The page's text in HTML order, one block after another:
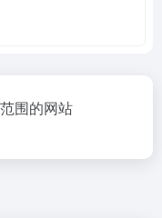
围的网站